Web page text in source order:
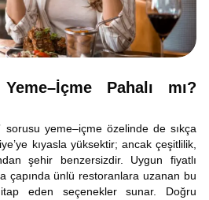
Pahalı mı?
sorusu yeme–içme özelinde de sıkça
kıyasla yüksektir; ancak çeşitlilik,
şehir benzersizdir. Uygun fiyatlı
çapında ünlü restoranlara uzanan bu
eden seçenekler sunar. Doğru